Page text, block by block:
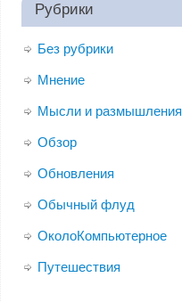
Рубрики
Без рубрики
Мнение
Мысли и размышления
Обзор
Обновления
Обычный флуд
ОколоКомпьютерное
Путешествия